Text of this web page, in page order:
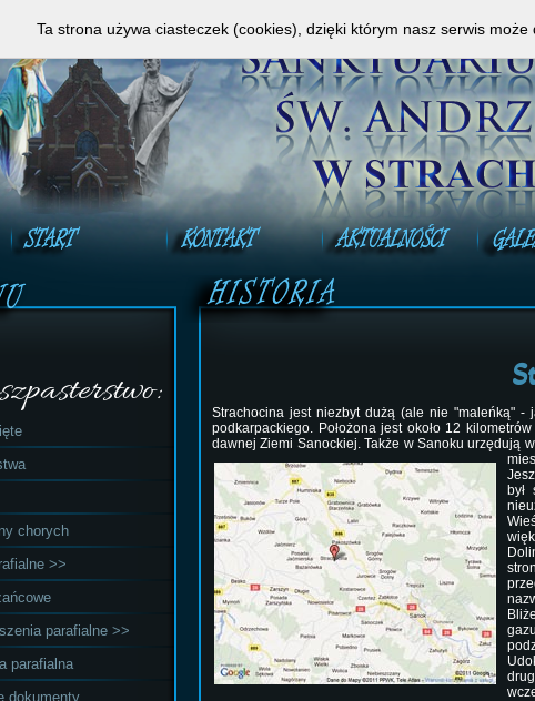
chorych
>>
parafialne >>
parafialna
dokumenty
Strachocina jest niezbyt dużą (ale nie "maleńką"
podkarpackiego. Położona jest około 12
dawnej Ziemi Sanockiej. Także w Sanoku urzędują
był
Ta strona używa ciasteczek (cookies), dzięki którym nasz serwis może